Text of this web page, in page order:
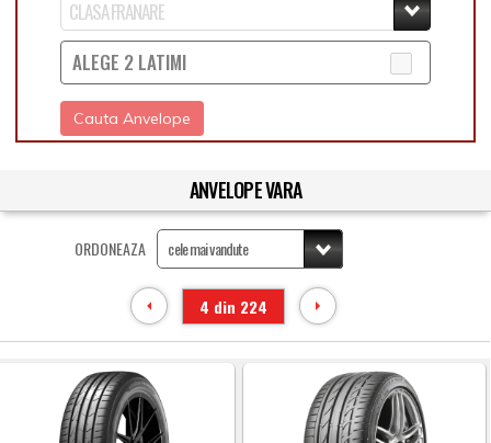
ALEGE 2 LATIMI
Cauta Anvelope
ANVELOPE VARA
ORDONEAZA
4 din 224